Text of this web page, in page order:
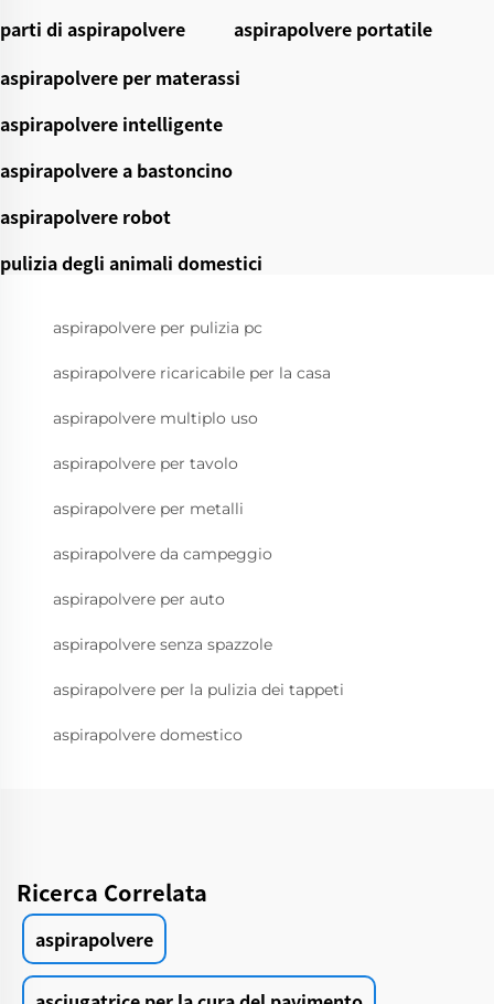
parti di aspirapolvere
aspirapolvere portatile
aspirapolvere per materassi
aspirapolvere intelligente
aspirapolvere a bastoncino
aspirapolvere robot
pulizia degli animali domestici
aspirapolvere per pulizia pc
aspirapolvere ricaricabile per la casa
aspirapolvere multiplo uso
aspirapolvere per tavolo
aspirapolvere per metalli
aspirapolvere da campeggio
aspirapolvere per auto
aspirapolvere senza spazzole
aspirapolvere per la pulizia dei tappeti
aspirapolvere domestico
Ricerca Correlata
aspirapolvere